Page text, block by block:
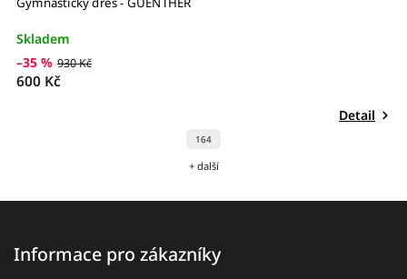
Skladem
–35 % 930 Kč
600 Kč
Detail
164
+ další
Informace pro zákazníky